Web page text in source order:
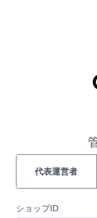
代表運営者
ショップID